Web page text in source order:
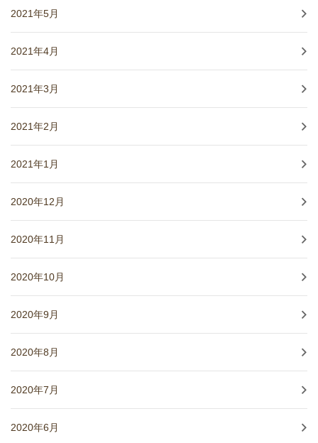
2021年5月
2021年4月
2021年3月
2021年2月
2021年1月
2020年12月
2020年11月
2020年10月
2020年9月
2020年8月
2020年7月
2020年6月